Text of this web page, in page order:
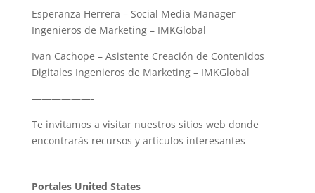
Esperanza Herrera – Social Media Manager
Ingenieros de Marketing – IMKGlobal
Ivan Cachope – Asistente Creación de Contenidos
Digitales Ingenieros de Marketing – IMKGlobal
——————-
Te invitamos a visitar nuestros sitios web donde
encontrarás recursos y artículos interesantes
Portales United States